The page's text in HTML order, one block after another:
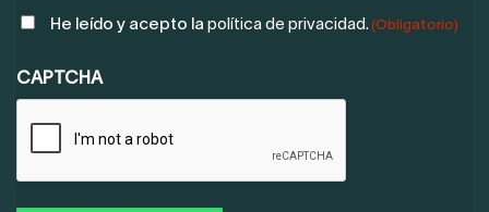
POLÍTICA
PRIVACIDAD
(OBLIGATORIO)
He leído y acepto la política de privacidad. (Obligatorio)
CAPTCHA